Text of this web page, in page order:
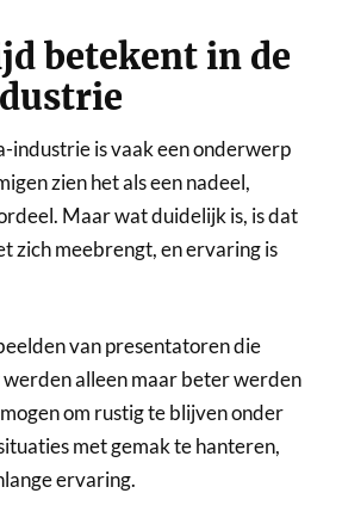
betekent in de
industrie is vaak een onderwerp
zien het als een nadeel,
Maar wat duidelijk is, is dat
zich meebrengt, en ervaring is
van presentatoren die
alleen maar beter werden
om rustig te blijven onder
met gemak te hanteren,
ervaring.